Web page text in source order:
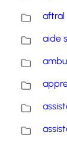
aftral
aide